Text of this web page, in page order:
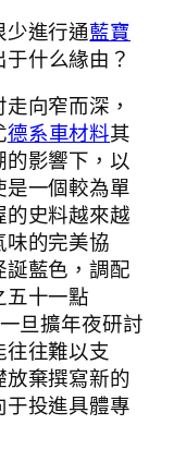
進行通藍寶
什么緣由？
向窄而深，
德系車材料其
影響下，以
一個較為單
史料越來越
的完美協
藍色，調配
十一點
旦擴年夜研討
往難以支
棄撰寫新的
投進具體專